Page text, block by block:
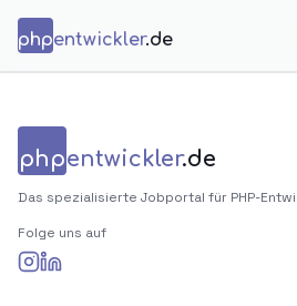
phpentwickler.de
phpentwickler.de
Das spezialisierte Jobportal für PHP-
Folge uns auf